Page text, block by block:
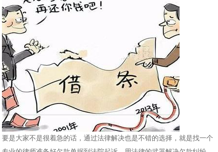
要是大家不是很着急的话，通过法律解决也是不错的选择，就是找一个